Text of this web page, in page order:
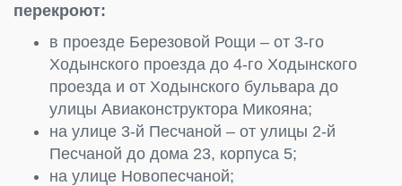
перекроют:
в проезде Березовой Рощи – от 3-го
Ходынского проезда до 4-го Ходынского
проезда и от Ходынского бульвара до
улицы Авиаконструктора Микояна;
на улице 3-й Песчаной – от улицы 2-й
Песчаной до дома 23, корпуса 5;
на улице Новопесчаной;